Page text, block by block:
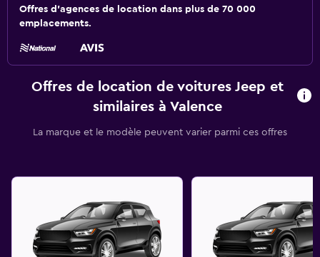
Offres d’agences de location dans plus de 70 000
emplacements.
Offres de location de voitures Jeep et
similaires à Valence
La marque et le modèle peuvent varier parmi ces offres